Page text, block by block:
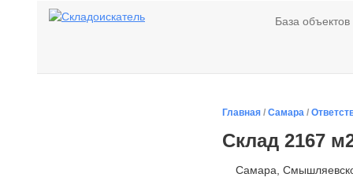
База объектов
Главная / Самара /
Склад 2167
Самара,